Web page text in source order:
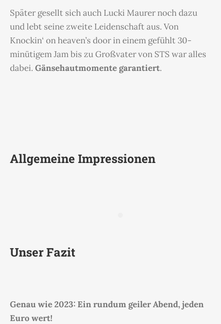
Später gesellt sich auch Lucki Maurer noch dazu
und lebt seine zweite Leidenschaft aus. Von
Knockin‘ on heaven’s door in einem gefühlt 30-
minütigem Jam bis zu Großvater von STS war alles
dabei. Gänsehautmomente garantiert.
Allgemeine Impressionen
Unser Fazit
Genau wie 2023: Ein rundum geiler Abend, jeden
Euro wert!